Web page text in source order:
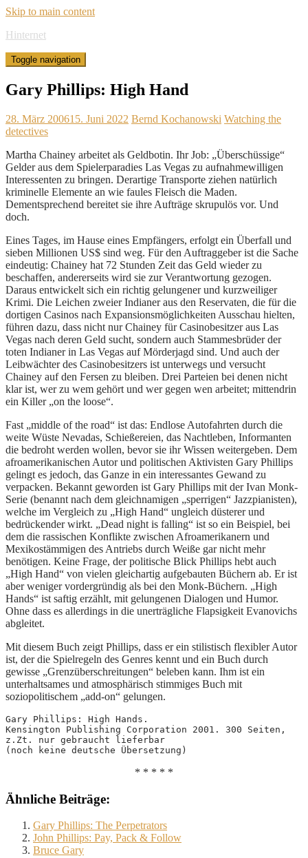
Skip to main content
Hinternet
Toggle navigation
Gary Phillips: High Hand
28. März 200615. Juni 2022 Bernd Kochanowski Watching the
detectives
Martha Chainey arbeitet als Geldbotin. Ihr Job: „Überschüssige“
Gelder aus dem Spielerparadies Las Vegas zu aufnahmewilligen
Interessenten zu bringen. Derartige Transporte ziehen natürlich
kriminelle Elemente an wie faules Fleisch die Maden.
Dementsprechend bereitet sie ihre Aufträge skrupulös vor. Und
doch.
Eines Tages, im Hause eines Empfängers, erfolgt ein Überfall und
sieben Millionen US$ sind weg. Für den Auftraggeber ist die Sache
eindeutig: Chainey hat 72 Stunden Zeit das Geld wieder zu
beschaffen, andererseits wird sie zur Verantwortung gezogen.
Daraus entwickelt sich ein richtig gelungener und kurzweiliger
Krimi. Die Leichen zweier Indianer aus den Reservaten, die für die
dortigen Casinos nach Expansionsmöglichkeiten Ausschau hielten,
führen dazu, dass nicht nur Chainey für Casinobesitzer aus Las
Vegas nach deren Geld sucht, sondern auch Stammesbrüder der
toten Indianer in Las Vegas auf Mörderjagd sind. Und auch der
Leibwächter des Casinobesitzers ist unterwegs und versucht
Chainey auf den Fersen zu bleiben. Drei Parteien bei denen nicht
klar ist, wer zu wem gehört und wer gegen wen arbeitet; mittendrin
ein Killer „on the loose“.
Fast „middle of the road“ ist das: Endlose Autofahrten durch die
weite Wüste Nevadas, Schießereien, das Nachtleben, Informanten
die bedroht werden wollen, bevor sie ihr Wissen weitergeben. Dem
afroamerikanischen Autor und politischen Aktivisten Gary Phillips
gelingt es jedoch, das Ganze in ein interessantes Gewand zu
verpacken. Bekannt geworden ist Gary Phillips mit der Ivan Monk-
Serie (benannt nach dem gleichnamigen „sperrigen“ Jazzpianisten),
welche im Vergleich zu „High Hand“ ungleich düsterer und
bedrückender wirkt. „Dead night is falling“ ist so ein Beispiel, bei
dem die rassischen Konflikte zwischen Afroamerikanern und
Mexikostämmigen des Antriebs durch Weiße gar nicht mehr
benötigen. Keine Frage, der politische Blick Phillips hebt auch
„High Hand“ von vielen gleichartig aufgebauten Büchern ab. Er ist
aber weniger vordergründig als bei den Monk-Büchern. „High
Hands“ ist saftig erzählt, mit gelungenen Dialogen und Humor.
Ohne dass es allerdings in die unerträgliche Flapsigkeit Evanovichs
abgleitet.
Mit diesem Buch zeigt Phillips, dass er ein stilistisch flexibler Autor
ist, der die Spielregeln des Genres kennt und ein Buch durch
gewisse „Grenzüberschreitungen“ beleben kann. Ihm ist ein
unterhaltsames und atmosphärisch stimmiges Buch mit
soziopolitischem „add-on“ gelungen.
Gary Phillips: High Hands.
Kensington Publishing Corporation 2001. 300 Seiten,
z.Zt. nur gebraucht lieferbar
(noch keine deutsche Übersetzung)
* * * * *
Ähnliche Beiträge:
Gary Phillips: The Perpetrators
John Phillips: Pay, Pack & Follow
Bruce Gary